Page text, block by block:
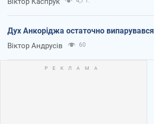
Дух Анкоріджа остаточно випарувався
Віктор Андрусів 60